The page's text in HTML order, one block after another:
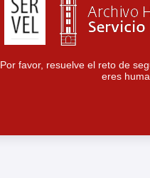
Por favor, resuelve el reto de
eres